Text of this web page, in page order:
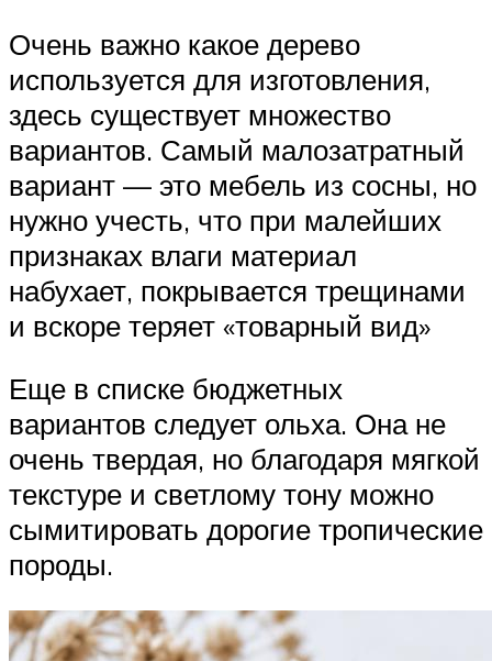
Очень важно какое дерево
используется для изготовления,
здесь существует множество
вариантов. Самый малозатратный
вариант — это мебель из сосны, но
нужно учесть, что при малейших
признаках влаги материал
набухает, покрывается трещинами
и вскоре теряет «товарный вид»
Еще в списке бюджетных
вариантов следует ольха. Она не
очень твердая, но благодаря мягкой
текстуре и светлому тону можно
сымитировать дорогие тропические
породы.